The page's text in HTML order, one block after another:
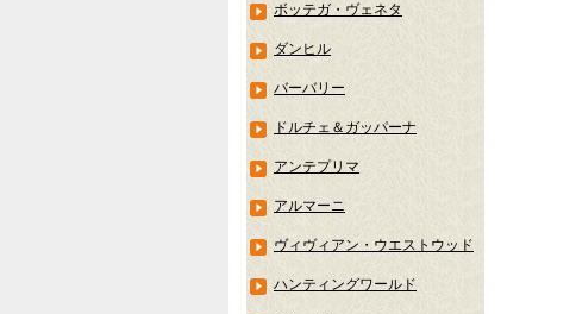
ボッテガ・ヴェネタ
ダンヒル
バーバリー
ドルチェ＆ガッパーナ
アンテプリマ
アルマーニ
ヴィヴィアン・ウエストウッド
ハンティングワールド